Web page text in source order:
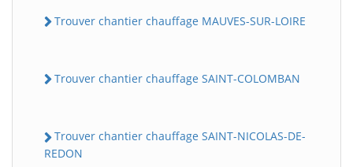
Trouver chantier chauffage MAUVES-SUR-LOIRE
Trouver chantier chauffage SAINT-COLOMBAN
Trouver chantier chauffage SAINT-NICOLAS-DE-
REDON